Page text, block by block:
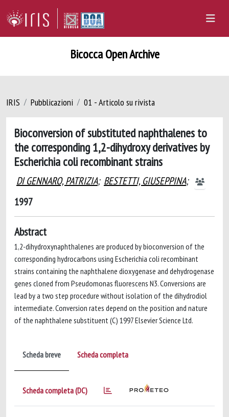
Bicocca Open Archive
IRIS Pubblicazioni 01 - Articolo su rivista
Bioconversion of substituted naphthalenes to
the corresponding 1,2-dihydroxy derivatives by
Escherichia coli recombinant strains
DI GENNARO, PATRIZIA; BESTETTI, GIUSEPPINA;
1997
Abstract
1,2-dihydroxynaphthalenes are produced by bioconversion of the
corresponding hydrocarbons using Escherichia coli recombinant
strains containing the naphthalene dioxygenase and dehydrogenase
genes cloned from Pseudomonas fluorescens N3. Conversions are
lead by a two step procedure without isolation of the dihydrodiol
intermediate. Conversion rates depend on the position and nature
of the naphthalene substituent (C) 1997 Elsevier Science Ltd.
Scheda breve Scheda completa
Scheda completa (DC)